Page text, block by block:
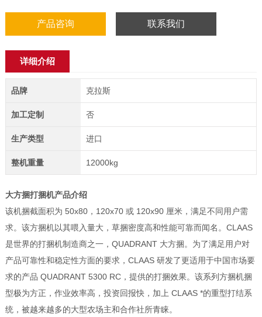
产品咨询 联系我们
详细介绍
品牌 克拉斯
加工定制 否
生产类型 进口
整机重量 12000kg
大方捆打捆机产品介绍
该机捆截面积为 50x80，120x70 或 120x90 厘米，满足不同用户需
求。该方捆机以其喂入量大，草捆密度高和性能可靠而闻名。CLAAS
是世界的打捆机制造商之一，QUADRANT 大方捆。为了满足用户对
产品可靠性和稳定性方面的要求，CLAAS 研发了更适用于中国市场要
求的产品 QUADRANT 5300 RC，提供的打捆效果。该系列方捆机捆
型极为方正，作业效率高，投资回报快，加上 CLAAS *的重型打结系
统，被越来越多的大型农场主和合作社所青睐。